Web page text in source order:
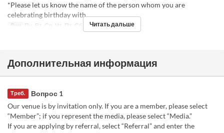
*Please let us know the name of the person whom you are
celebrating birthday with.
Дни Пн, Вт, Ср, Чт, Пт, Сб Лимит по заказу
Читать дальше
Дополнительная информация
Вопрос 1
Треб.
Our venue is by invitation only. If you are a member, please select
“Member”; if you represent the media, please select “Media.”
If you are applying by referral, select “Referral” and enter the